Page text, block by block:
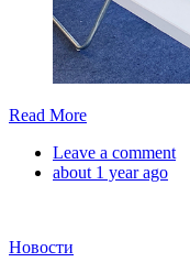
Read More
Leave a comment
about 1 year ago
Новости